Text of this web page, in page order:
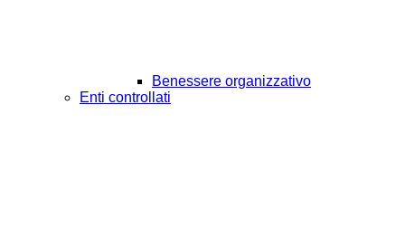
Benessere organizzativo
Enti controllati